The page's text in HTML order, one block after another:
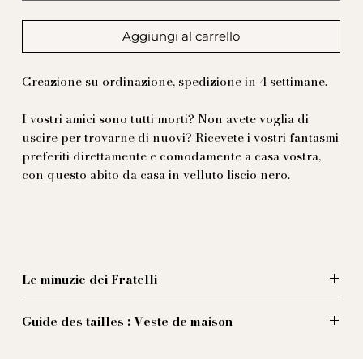
Aggiungi al carrello
Creazione su ordinazione, spedizione in 4 settimane.
I vostri amici sono tutti morti? Non avete voglia di
uscire per trovarne di nuovi? Ricevete i vostri fantasmi
preferiti direttamente e comodamente a casa vostra,
con questo abito da casa in velluto liscio nero.
Le minuzie dei Fratelli
da un pyping color pergamena, questo abito da casa
Guide des tailles : Veste de maison